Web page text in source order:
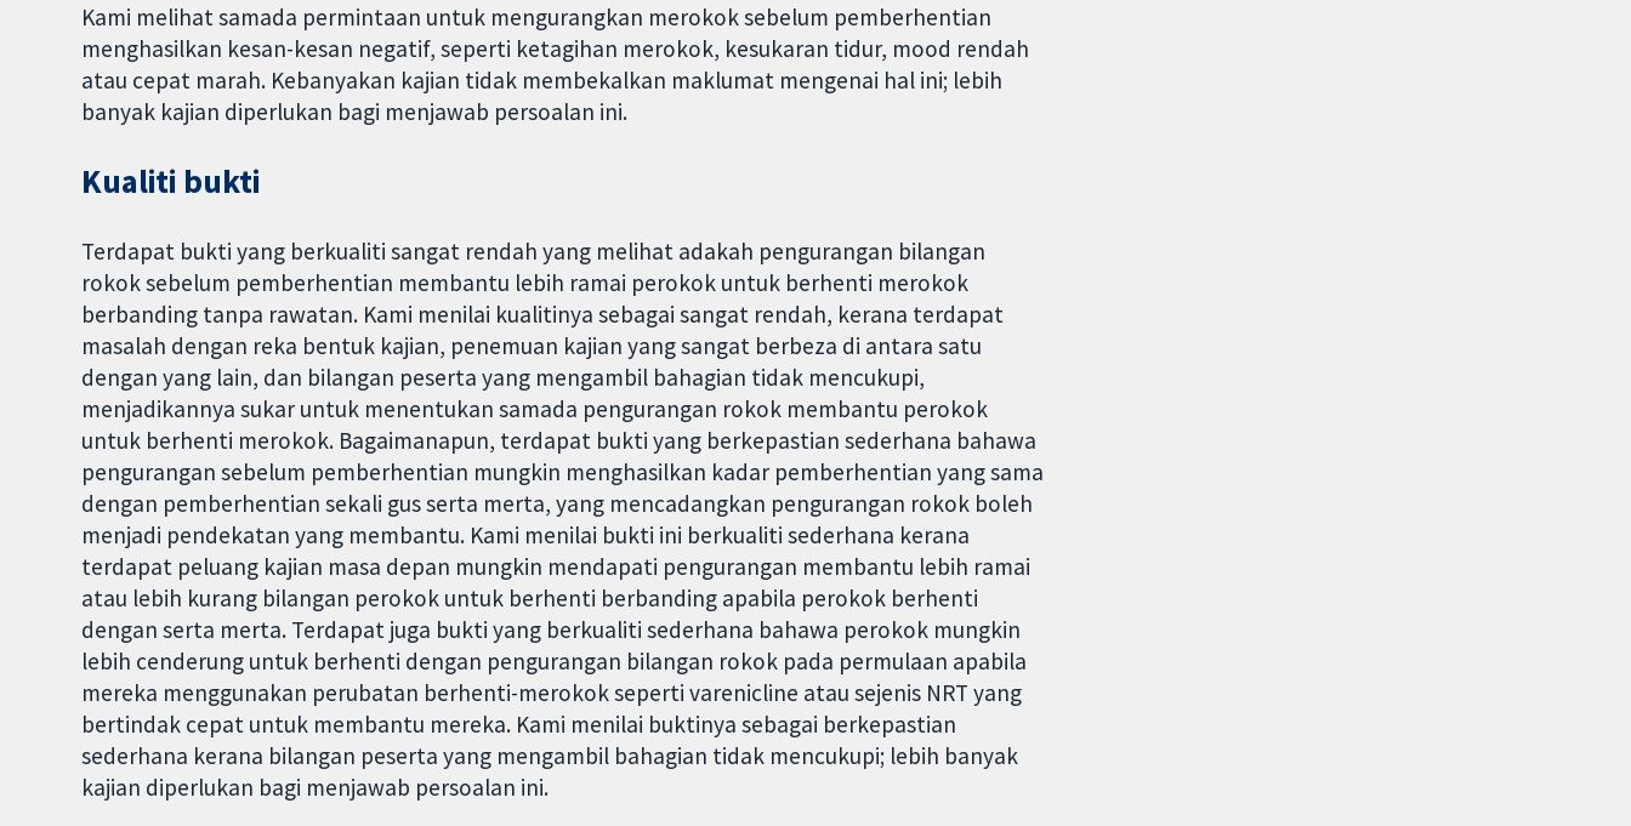
Kami melihat samada permintaan untuk mengurangkan merokok sebelum pemberhentian
menghasilkan kesan-kesan negatif, seperti ketagihan merokok, kesukaran tidur, mood rendah
atau cepat marah. Kebanyakan kajian tidak membekalkan maklumat mengenai hal ini; lebih
banyak kajian diperlukan bagi menjawab persoalan ini.
Kualiti bukti
Terdapat bukti yang berkualiti sangat rendah yang melihat adakah pengurangan bilangan
rokok sebelum pemberhentian membantu lebih ramai perokok untuk berhenti merokok
berbanding tanpa rawatan. Kami menilai kualitinya sebagai sangat rendah, kerana terdapat
masalah dengan reka bentuk kajian, penemuan kajian yang sangat berbeza di antara satu
dengan yang lain, dan bilangan peserta yang mengambil bahagian tidak mencukupi,
menjadikannya sukar untuk menentukan samada pengurangan rokok membantu perokok
untuk berhenti merokok. Bagaimanapun, terdapat bukti yang berkepastian sederhana bahawa
pengurangan sebelum pemberhentian mungkin menghasilkan kadar pemberhentian yang sama
dengan pemberhentian sekali gus serta merta, yang mencadangkan pengurangan rokok boleh
menjadi pendekatan yang membantu. Kami menilai bukti ini berkualiti sederhana kerana
terdapat peluang kajian masa depan mungkin mendapati pengurangan membantu lebih ramai
atau lebih kurang bilangan perokok untuk berhenti berbanding apabila perokok berhenti
dengan serta merta. Terdapat juga bukti yang berkualiti sederhana bahawa perokok mungkin
lebih cenderung untuk berhenti dengan pengurangan bilangan rokok pada permulaan apabila
mereka menggunakan perubatan berhenti-merokok seperti varenicline atau sejenis NRT yang
bertindak cepat untuk membantu mereka. Kami menilai buktinya sebagai berkepastian
sederhana kerana bilangan peserta yang mengambil bahagian tidak mencukupi; lebih banyak
kajian diperlukan bagi menjawab persoalan ini.